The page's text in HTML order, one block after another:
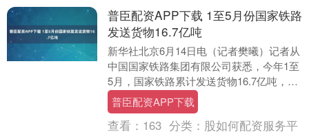
普臣配资APP下载 1至5月份国家铁路
发送货物16.7亿吨
新华社北京6月14日电（记者樊曦）记者从
中国国家铁路集团有限公司获悉，今年1至
5月，国家铁路累计发送货物16.7亿吨，同
比增长1.8%；日均装车18.63万车，....
普臣配资APP下载
查看： 163 分类： 股如何配资服务平